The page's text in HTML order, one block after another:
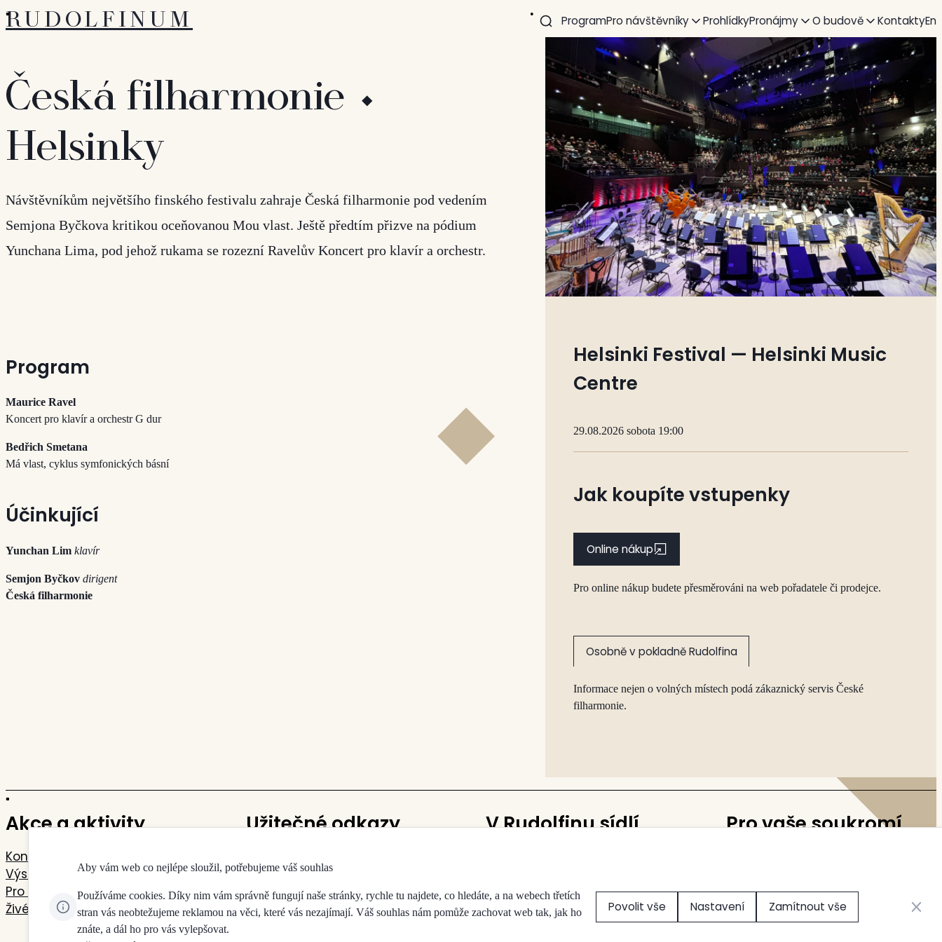
RUDOLFINUM ProgramPro návštěvníky ProhlídkyPronájmy O budově KontaktyEn
Česká filharmonie ⬩
Helsinky
Návštěvníkům největšího finského festivalu zahraje Česká filharmonie pod vedením
Semjona Byčkova kritikou oceňovanou Mou vlast. Ještě předtím přizve na pódium
Yunchana Lima, pod jehož rukama se rozezní Ravelův Koncert pro klavír a orchestr.
Program
Maurice Ravel
Koncert pro klavír a orchestr G dur
Bedřich Smetana
Má vlast, cyklus symfonických básní
Účinkující
Yunchan Lim klavír
Semjon Byčkov dirigent
Česká filharmonie
Helsinki Festival — Helsinki Music
Centre
29.08.2026 sobota 19:00
Jak koupíte vstupenky
Online nákup
Pro online nákup budete přesměrováni na web pořadatele či prodejce.
Osobně v pokladně Rudolfina
Informace nejen o volných místech podá zákaznický servis České
filharmonie.
Akce a aktivity
Koncerty
Výstavy
Pro děti a mládež
Živé přenosy
Užitečné odkazy
Mapa budovy a sálů
Pokladny a obchody
Doprava a přístupnost
V Rudolfinu sídlí Pro vaše soukromí
Aby vám web co nejlépe sloužil, potřebujeme váš souhlas
Používáme cookies. Díky nim vám správně fungují naše stránky, rychle tu najdete, co hledáte, a na webech třetích
stran vás neobtežujeme reklamou na věci, které vás nezajímají. Váš souhlas nám pomůže zachovat web tak, jak ho
znáte, a dál ho pro vás vylepšovat.
Povolit vše Nastavení Zamítnout vše Zavřít